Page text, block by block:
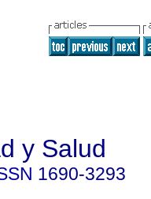
y Salud
1690-3293